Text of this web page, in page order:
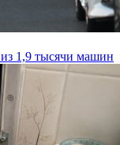
из 1,9 тысячи машин